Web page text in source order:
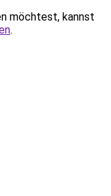
möchtest, kannst
.